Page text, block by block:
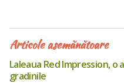
Articole asemănătoare
Laleaua Red Impression,
gradinile